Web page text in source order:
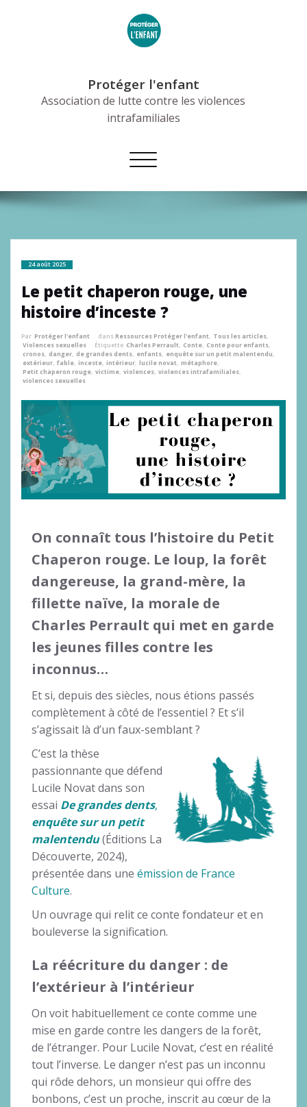
Protéger l'enfant
Association de lutte contre les violences
intrafamiliales
Afficher/masquer
la
24 août 2025
Le petit chaperon rouge, une
histoire d’inceste ?
Par Protéger l'enfant dansRessources Protéger l'enfant, Tous les articles,
Violences sexuelles
Étiquette Charles Perrault, Conte, Conte pour enfants,
cronos, danger, de grandes dents, enfants, enquête sur un petit malentendu,
extérieur, fable, inceste, intérieur, lucile novat, métaphore,
Petit chaperon rouge, victime, violences, violences intrafamiliales,
violences sexuelles
On connaît tous l’histoire du Petit
Chaperon rouge. Le loup, la forêt
dangereuse, la grand-mère, la
fillette naïve, la morale de
Charles Perrault qui met en garde
les jeunes filles contre les
inconnus…
Et si, depuis des siècles, nous étions passés
complètement à côté de l’essentiel ? Et s’il
s’agissait là d’un faux-semblant ?
C’est la thèse
passionnante que défend
Lucile Novat dans son
essai De grandes dents,
enquête sur un petit
malentendu(Éditions La
Découverte, 2024),
présentée dans une émission de France
Culture.
Un ouvrage qui relit ce conte fondateur et en
bouleverse la signification.
La réécriture du danger : de
l’extérieur à l’intérieur
On voit habituellement ce conte comme une
mise en garde contre les dangers de la forêt,
de l’étranger. Pour Lucile Novat, c’est en réalité
tout l’inverse. Le danger n’est pas un inconnu
qui rôde dehors, un monsieur qui offre des
bonbons, c’est un proche, inscrit au cœur de la